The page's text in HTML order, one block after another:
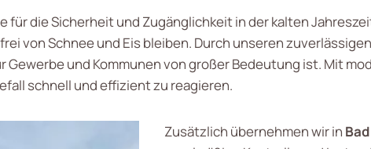
die Sicherheit und Zugänglichkeit in der kalten
von Schnee und Eis bleiben. Durch unseren
und Kommunen von großer Bedeutung ist. Mit
schnell und effizient zu reagieren.
Zusätzlich übernehmen wir in